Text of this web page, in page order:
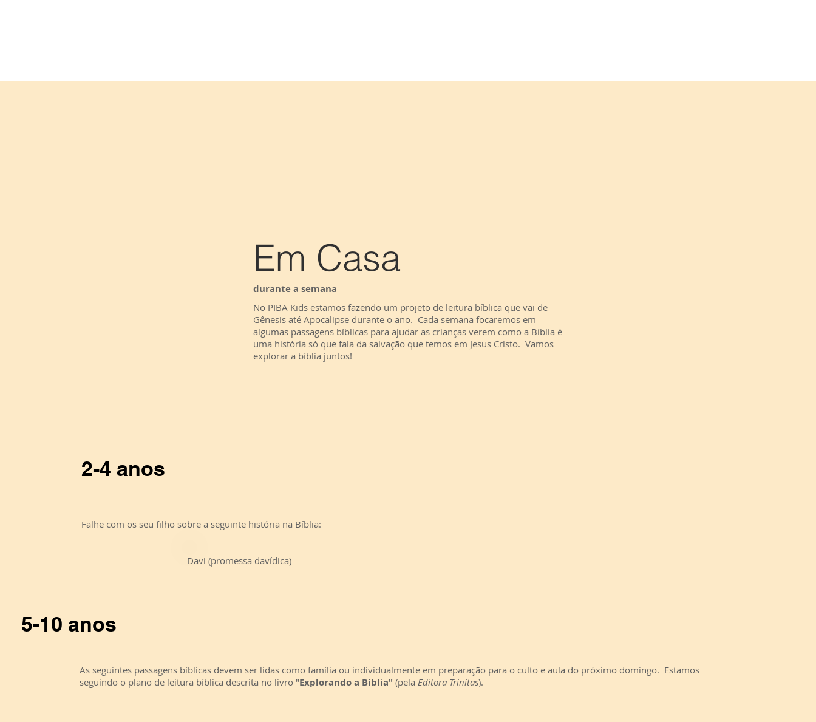
durante a semana
Em Casa
No PIBA Kids estamos fazendo um projeto de leitura bíblica que vai de
Gênesis até Apocalipse durante o ano. Cada semana focaremos em
algumas passagens bíblicas para ajudar as crianças verem como a Bíblia é
uma história só que fala da salvação que temos em Jesus Cristo. Vamos
explorar a bíblia juntos!
2-4 anos
Falhe com os seu filho sobre a seguinte história na Bíblia:
Davi (promessa davídica)
As seguintes passagens bíblicas devem ser lidas como família ou individualmente em preparação para o culto e aula do próximo domingo. Estamos
seguindo o plano de leitura bíblica descrita no livro "Explorando a Bíblia" (pelaEditora Trinitas).
5-10 anos